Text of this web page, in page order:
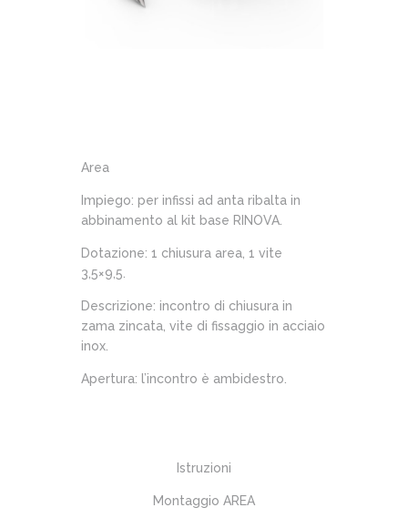
Area
Impiego: per infissi ad anta ribalta in
abbinamento al kit base RINOVA.
Dotazione: 1 chiusura area, 1 vite
3,5×9,5.
Descrizione: incontro di chiusura in
zama zincata, vite di fissaggio in acciaio
inox.
Apertura: l’incontro è ambidestro.
Istruzioni
Montaggio AREA